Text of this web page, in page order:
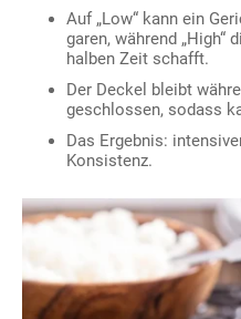
Auf „Low“ kann ein
garen, während „High“
halben Zeit schafft.
Der Deckel bleibt
geschlossen, sodass
Das Ergebnis:
Konsistenz.